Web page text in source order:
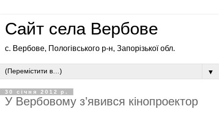
Сайт села Вербове
с. Вербове, Пологівського р-н, Запорізької обл.
▼
30 січня 2012 р.
У Вербовому з’явився кінопроектор